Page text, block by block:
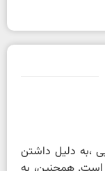
،به دلیل داشتن